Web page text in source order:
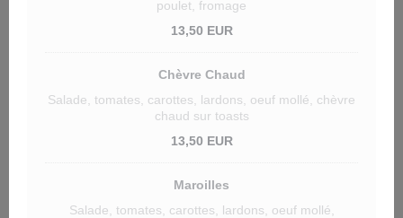
poulet, fromage
13,50 EUR
Chèvre Chaud
Salade, tomates, carottes, lardons, oeuf mollé, chèvre
chaud sur toasts
13,50 EUR
Maroilles
Salade, tomates, carottes, lardons, oeuf mollé,